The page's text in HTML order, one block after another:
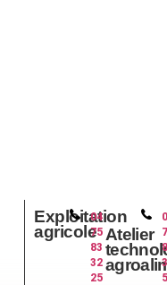
Exploitation
agricole
04
75
83
32
25
Atelier